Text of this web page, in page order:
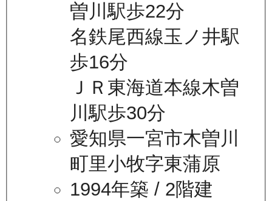
曽川駅歩22分
名鉄尾西線玉ノ井駅
歩16分
ＪＲ東海道本線木曽
川駅歩30分
愛知県一宮市木曽川
町里小牧字東蒲原
1994年築 / 2階建